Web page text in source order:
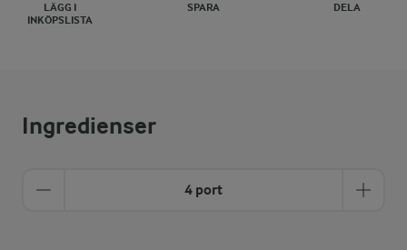
LÄGG I
INKÖPSLISTA
SPARA DELA
Ingredienser
4 port